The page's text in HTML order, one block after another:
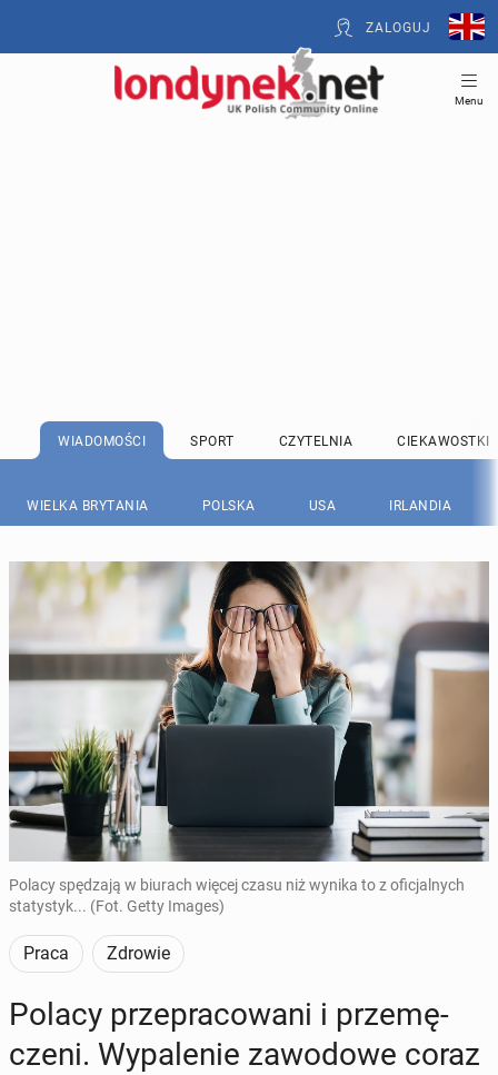
ZALOGUJ
Menu
WIADOMOŚCI SPORT CZYTELNIA CIEKAWOSTKI
WIELKA BRYTANIA POLSKA USA IRLANDIA
Polacy spędzają w biurach więcej czasu niż wynika to z oficjalnych
statystyk... (Fot. Getty Images)
Praca Zdrowie
Polacy prze­pra­co­wa­ni i prze­mę­
cze­ni. Wy­pa­le­nie za­wo­do­we coraz